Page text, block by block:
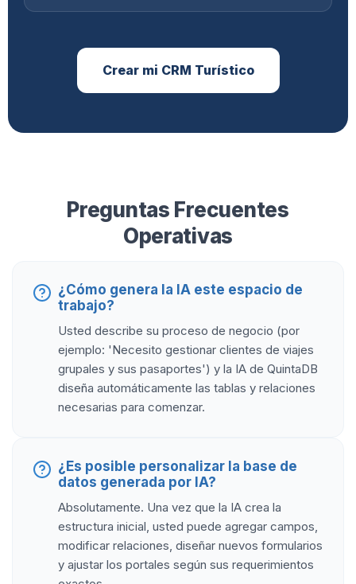
Crear mi CRM Turístico
Preguntas Frecuentes
Operativas
¿Cómo genera la IA este espacio de
trabajo?
Usted describe su proceso de negocio (por
ejemplo: 'Necesito gestionar clientes de viajes
grupales y sus pasaportes') y la IA de QuintaDB
diseña automáticamente las tablas y relaciones
necesarias para comenzar.
¿Es posible personalizar la base de
datos generada por IA?
Absolutamente. Una vez que la IA crea la
estructura inicial, usted puede agregar campos,
modificar relaciones, diseñar nuevos formularios
y ajustar los portales según sus requerimientos